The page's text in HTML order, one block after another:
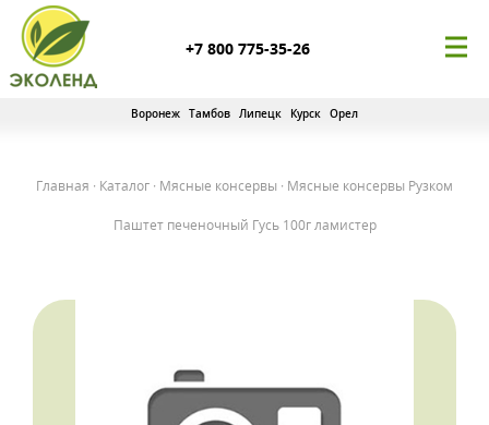
+7 800 775-35-26
Воронеж Тамбов Липецк Курск Орел
Главная · Каталог · Мясные консервы · Мясные консервы Рузком
Паштет печеночный Гусь 100г ламистер